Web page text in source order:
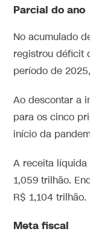
Parcial do ano
No acumulado
registrou déficit
período de
Ao descontar a
para os cinco
início da
A receita
1,059 trilhão.
R$ 1,104 trilhão.
Meta fiscal